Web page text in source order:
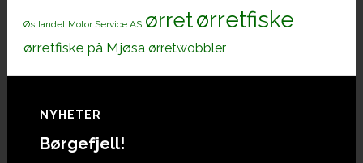
Østlandet Motor Service AS ørretørretfiske
ørretfiske på Mjøsa ørretwobbler
Footer
NYHETER
Børgefjell!